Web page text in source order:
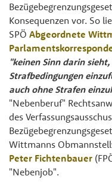
Konsequenzen vor. So
SPÖ Abgeordnete
"keinen Sinn darin
Strafbedingungen
auch ohne Strafen
"Nebenberuf"
des
Wittmanns
Peter Fichtenbauer
"Nebenjob".